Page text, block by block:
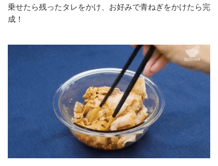
乗せたら残ったタレをかけ、お好みで青ねぎをかけたら完
成！